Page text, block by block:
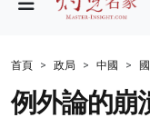
財經
生活
首頁 政局 中國
例外論的崩